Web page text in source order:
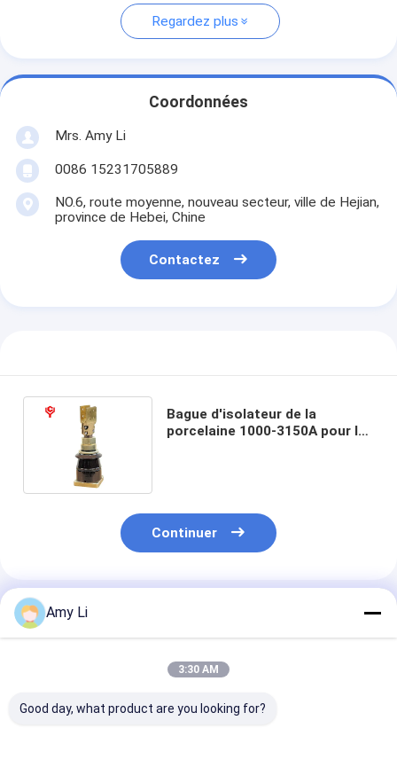
Regardez plus
Coordonnées
Mrs. Amy Li
0086 15231705889
NO.6, route moyenne, nouveau secteur, ville de Hejian,
province de Hebei, Chine
Contactez
Bague d'isolateur de la
porcelaine 1000-3150A pour le
Continuer
Produits Recommandés
Amy Li
3:30 AM
Good day, what product are you looking for?